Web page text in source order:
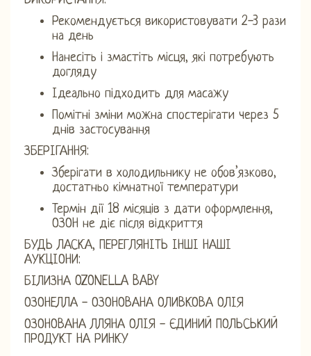
Рекомендується використовувати 2-3 рази
на день
Нанесіть і змастіть місця, які потребують
догляду
Ідеально підходить для масажу
Помітні зміни можна спостерігати через 5
днів застосування
ЗБЕРІГАННЯ:
Зберігати в холодильнику не обов’язково,
достатньо кімнатної температури
Термін дії 18 місяців з дати оформлення,
ОЗОН не діє після відкриття
БУДЬ ЛАСКА, ПЕРЕГЛЯНІТЬ ІНШІ НАШІ
АУКЦІОНИ:
БІЛИЗНА OZONELLA BABY
ОЗОНЕЛЛА - ОЗОНОВАНА ОЛИВКОВА ОЛІЯ
ОЗОНОВАНА ЛЛЯНА ОЛІЯ - ЄДИНИЙ ПОЛЬСЬКИЙ
ПРОДУКТ НА РИНКУ